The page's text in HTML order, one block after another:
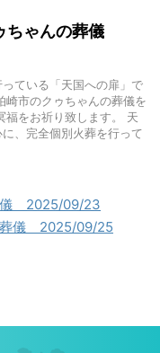
ちゃんの葬儀
ている「天国への扉」で
崎市のクゥちゃんの葬儀を
福をお祈り致します。 天
、完全個別火葬を行って
儀 2025/09/23
葬儀 2025/09/25